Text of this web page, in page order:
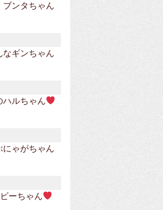
ブンタちゃん
なギンちゃん
ハルちゃん
にゃがちゃん
ーちゃん